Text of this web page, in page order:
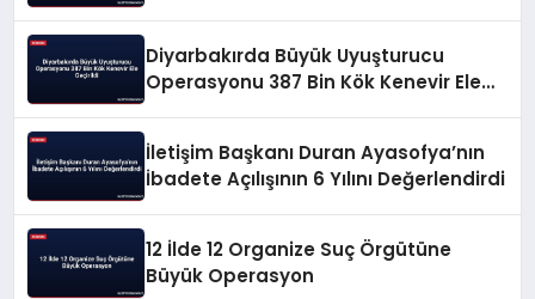
Diyarbakırda Büyük Uyuşturucu
Operasyonu 387 Bin Kök Kenevir Ele
İletişim Başkanı Duran Ayasofya’nın
İbadete Açılışının 6 Yılını Değerlendirdi
12 İlde 12 Organize Suç Örgütüne
Büyük Operasyon